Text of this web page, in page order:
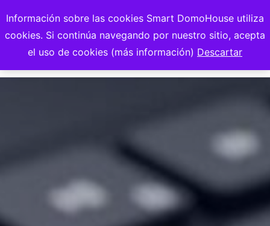
Información sobre las cookies Smart DomoHouse utiliza
cookies. Si continúa navegando por nuestro sitio, acepta
el uso de cookies (más información) Descartar